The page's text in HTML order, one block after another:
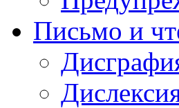
Письмо и